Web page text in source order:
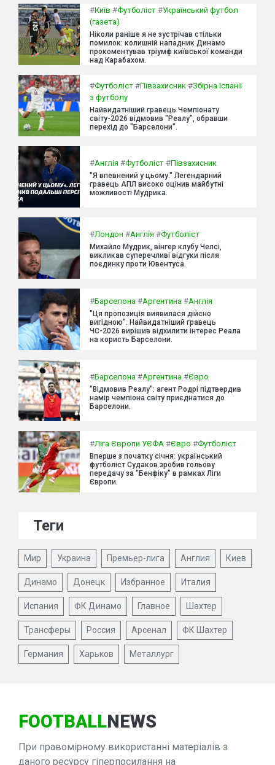
#Київ #Футболіст #Український футбол
(газета)
Ніколи раніше я не зустрічав стільки
помилок: колишній нападник Динамо
прокоментував тріумф київської команди
над Карабахом.
#Футболіст #Півзахисник #Збірна Іспанії
з футболу
Найвидатніший гравець Чемпіонату
світу-2026 відмовив "Реалу", обравши
перехід до "Барселони".
#Англія #Футболіст #Півзахисник
"Я впевнений у цьому." Легендарний
гравець АПЛ високо оцінив майбутні
можливості Мудрика.
#Лондон #Англія #Футболіст
Михайло Мудрик, вінгер клубу Челсі,
викликав суперечливі відгуки після
поєдинку проти Ювентуса.
#Барселона #Аргентина #Англія
"Ця пропозиція виявилася дійсно
вигідною". Найвидатніший гравець
ЧС-2026 вирішив відхилити інтерес Реала
на користь Барселони.
#Барселона #Аргентина #Євро
"Відмовив Реалу": агент Родрі підтвердив
намір чемпіона світу приєднатися до
Барселони.
#Ліга Європи УЄФА #Євро #Футболіст
Вперше з початку січня: український
футболіст Судаков зробив гольову
передачу за "Бенфіку" в рамках Ліги
Європи.
Теги
Мир Украина Премьер-лига Англия Киев
Динамо Донецк Избранное Италия
Испания ФК Динамо Главное Шахтер
Трансферы Россия Арсенал ФК Шахтер
Германия Харьков Металлург
FOOTBALLNEWS
При правомірному використанні матеріалів з
даного ресурсу гіперпосилання на